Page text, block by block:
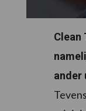
Clean
ander